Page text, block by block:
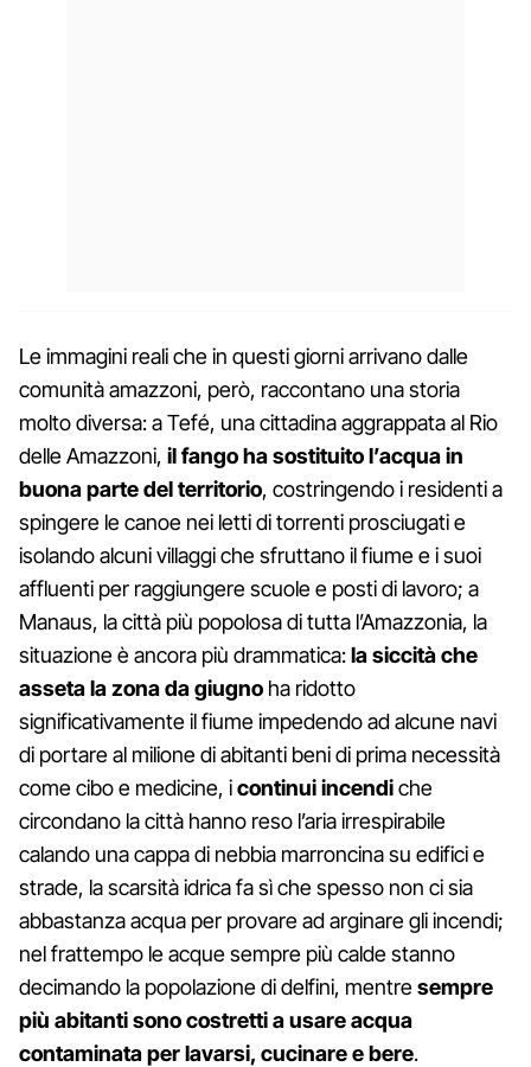
Le immagini reali che in questi giorni arrivano dalle
comunità amazzoni, però, raccontano una storia
molto diversa: a Tefé, una cittadina aggrappata al Rio
delle Amazzoni, il fango ha sostituito l’acqua in
buona parte del territorio, costringendo i residenti a
spingere le canoe nei letti di torrenti prosciugati e
isolando alcuni villaggi che sfruttano il fiume e i suoi
affluenti per raggiungere scuole e posti di lavoro; a
Manaus, la città più popolosa di tutta l’Amazzonia, la
situazione è ancora più drammatica:la siccità che
asseta la zona da giugno ha ridotto
significativamente il fiume impedendo ad alcune navi
di portare al milione di abitanti beni di prima necessità
come cibo e medicine, icontinui incendiche
circondano la città hanno reso l’aria irrespirabile
calando una cappa di nebbia marroncina su edifici e
strade, la scarsità idrica fa sì che spesso non ci sia
abbastanza acqua per provare ad arginare gli incendi;
nel frattempo le acque sempre più calde stanno
decimando la popolazione di delfini, mentresempre
più abitanti sono costretti a usare acqua
contaminata per lavarsi, cucinare e bere.